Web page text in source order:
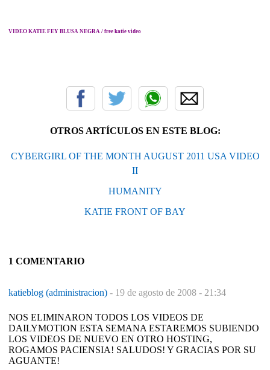
VIDEO KATIE FEY BLUSA NEGRA / free katie video
OTROS ARTÍCULOS EN ESTE BLOG:
CYBERGIRL OF THE MONTH AUGUST 2011 USA VIDEO
II
HUMANITY
KATIE FRONT OF BAY
1 COMENTARIO
katieblog (administracion) - 19 de agosto de 2008 - 21:34
NOS ELIMINARON TODOS LOS VIDEOS DE
DAILYMOTION ESTA SEMANA ESTAREMOS SUBIENDO
LOS VIDEOS DE NUEVO EN OTRO HOSTING,
ROGAMOS PACIENSIA! SALUDOS! Y GRACIAS POR SU
AGUANTE!